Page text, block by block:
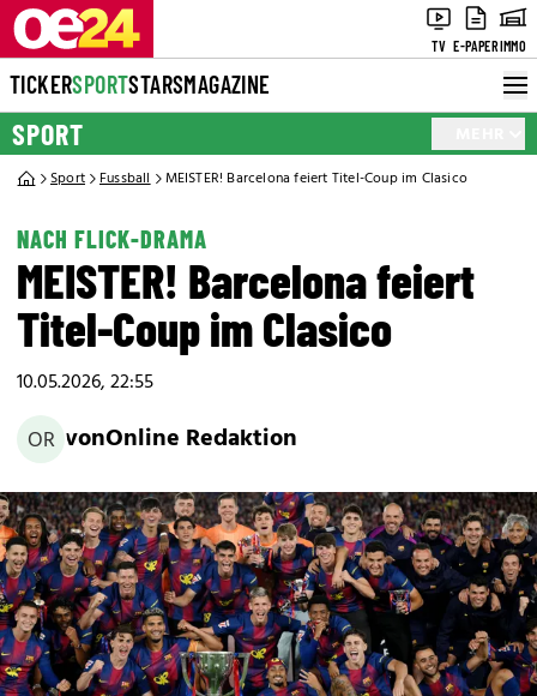
TV E-PAPERIMMO
TICKERSPORTSTARSMAGAZINE
SPORT
Sport Fussball MEISTER! Barcelona feiert Titel-Coup im Clasico
NACH FLICK-DRAMA
MEISTER! Barcelona feiert
Titel-Coup im Clasico
10.05.2026, 22:55
OR vonOnline Redaktion